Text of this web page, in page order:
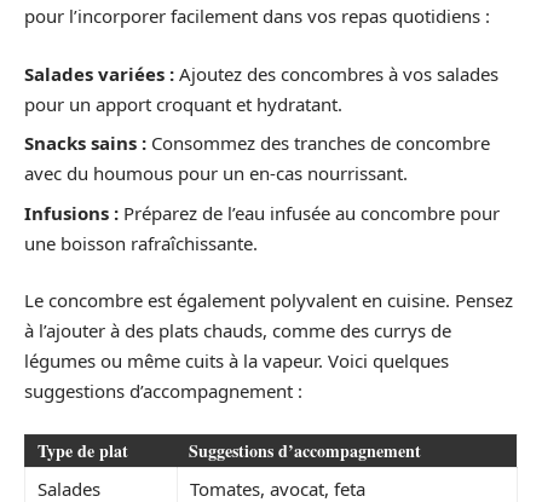
pour l’incorporer facilement dans vos repas quotidiens :
Salades variées : Ajoutez des concombres à vos salades
pour un apport croquant et hydratant.
Snacks sains : Consommez des tranches de concombre
avec du houmous pour un en-cas nourrissant.
Infusions : Préparez de l’eau infusée au concombre pour
une boisson rafraîchissante.
Le concombre est également polyvalent en cuisine. Pensez
à l’ajouter à des plats chauds, comme des currys de
légumes ou même cuits à la vapeur. Voici quelques
suggestions d’accompagnement :
Type de plat Suggestions d’accompagnement
Salades
Tomates, avocat, feta